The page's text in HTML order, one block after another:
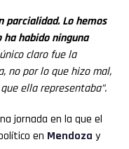
parcialidad. Lo hemos
ha habido ninguna
único claro fue la
no por lo que hizo mal,
ella representaba”.
jornada en la que el
en Mendoza y